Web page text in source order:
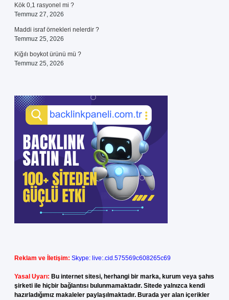
Kök 0,1 rasyonel mi ?
Temmuz 27, 2026
Maddi israf örnekleri nelerdir ?
Temmuz 25, 2026
Kiğılı boykot ürünü mü ?
Temmuz 25, 2026
Reklam ve İletişim: Skype: live:.cid.575569c608265c69
Yasal Uyarı: Bu internet sitesi, herhangi bir marka, kurum veya şahıs
şirketi ile hiçbir bağlantısı bulunmamaktadır. Sitede yalnızca kendi
hazırladığımız makaleler paylaşılmaktadır. Burada yer alan içerikler